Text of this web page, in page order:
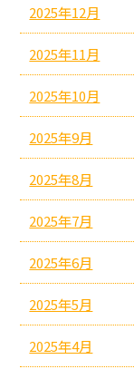
2025年12月
2025年11月
2025年10月
2025年9月
2025年8月
2025年7月
2025年6月
2025年5月
2025年4月